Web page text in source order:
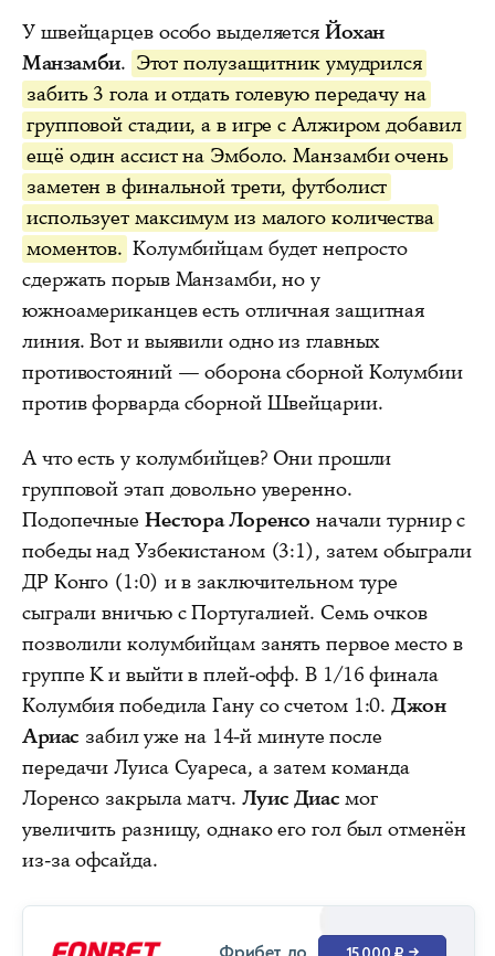
У швейцарцев особо выделяется Йохан
Манзамби. Этот полузащитник умудрился
забить 3 гола и отдать голевую передачу на
групповой стадии, а в игре с Алжиром добавил
ещё один ассист на Эмболо. Манзамби очень
заметен в финальной трети, футболист
использует максимум из малого количества
моментов. Колумбийцам будет непросто
сдержать порыв Манзамби, но у
южноамериканцев есть отличная защитная
линия. Вот и выявили одно из главных
противостояний — оборона сборной Колумбии
против форварда сборной Швейцарии.
А что есть у колумбийцев? Они прошли
групповой этап довольно уверенно.
Подопечные Нестора Лоренсо начали турнир с
победы над Узбекистаном (3:1), затем обыграли
ДР Конго (1:0) и в заключительном туре
сыграли вничью с Португалией. Семь очков
позволили колумбийцам занять первое место в
группе K и выйти в плей-офф. В 1/16 финала
Колумбия победила Гану со счетом 1:0.Джон
Ариас забил уже на 14-й минуте после
передачи Луиса Суареса, а затем команда
Лоренсо закрыла матч. Луис Диас мог
увеличить разницу, однако его гол был отменён
из-за офсайда.